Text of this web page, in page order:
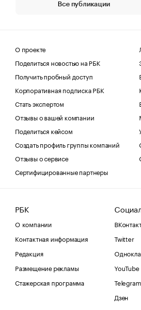
Все публикации
О проекте
Поделиться новостью на РБК
Получить пробный доступ
Корпоративная подписка РБК
Стать экспертом
Отзывы о вашей компании
Поделиться кейсом
Создать профиль группы компаний
Отзывы о сервисе
Сертифицированные партнеры
РБК
О компании
Контактная информация
Редакция
Размещение рекламы
Стажерская программа
Twitter
YouTube
Telegram
Дзен